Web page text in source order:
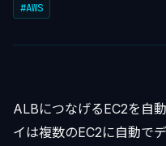
#AWS
ALBにつなげるEC2を自
イは複数のEC2に自動で